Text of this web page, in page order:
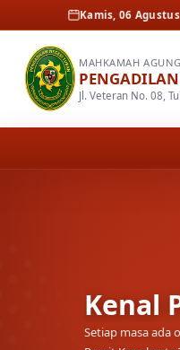
Kamis, 06
Kenal Pamit Kapolresta
MAHKAMAH
Jl. Veteran No. 08,